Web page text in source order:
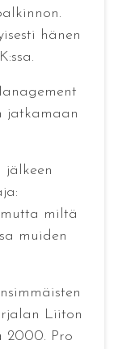
hänen
jatkamaan
mutta miltä
muiden
Liiton
2000. Pro